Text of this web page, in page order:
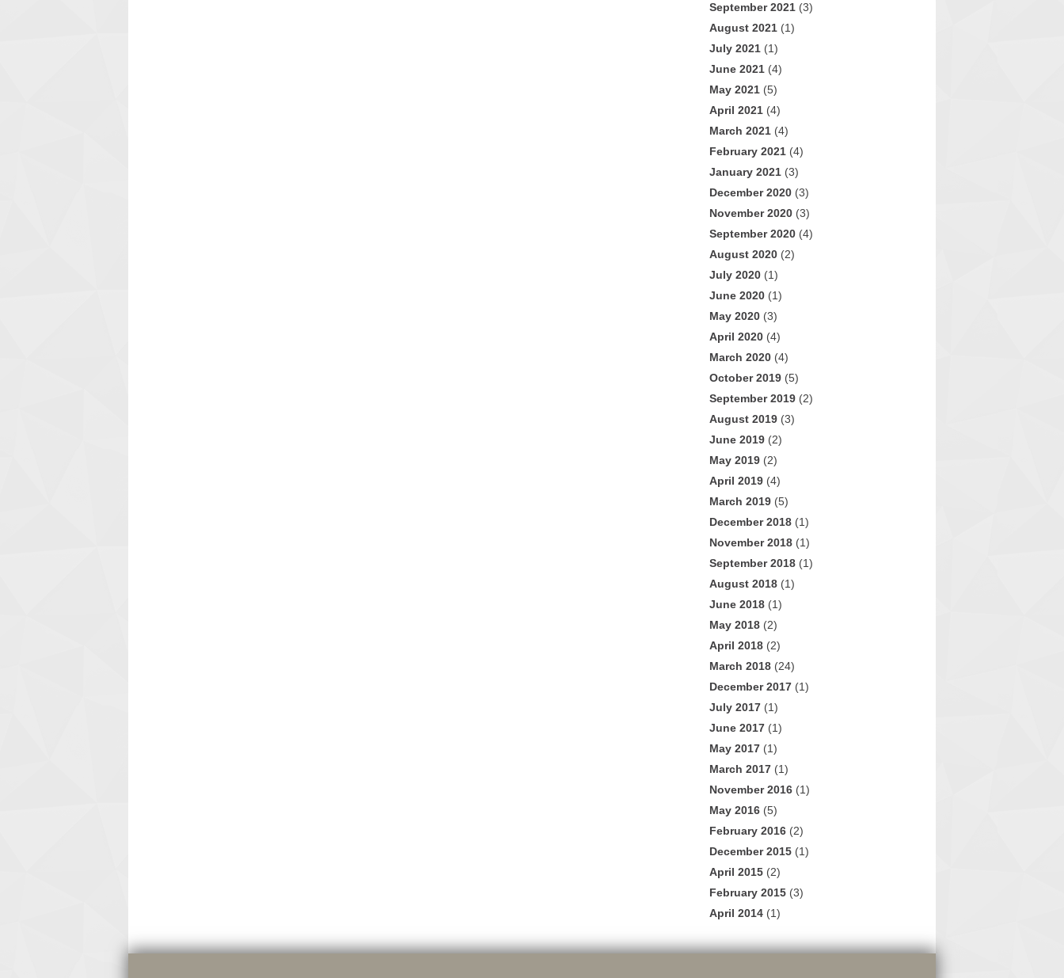
September 2021 (3)
August 2021 (1)
July 2021 (1)
June 2021 (4)
May 2021 (5)
April 2021 (4)
March 2021 (4)
February 2021 (4)
January 2021 (3)
December 2020 (3)
November 2020 (3)
September 2020 (4)
August 2020 (2)
July 2020 (1)
June 2020 (1)
May 2020 (3)
April 2020 (4)
March 2020 (4)
October 2019 (5)
September 2019 (2)
August 2019 (3)
June 2019 (2)
May 2019 (2)
April 2019 (4)
March 2019 (5)
December 2018 (1)
November 2018 (1)
September 2018 (1)
August 2018 (1)
June 2018 (1)
May 2018 (2)
April 2018 (2)
March 2018 (24)
December 2017 (1)
July 2017 (1)
June 2017 (1)
May 2017 (1)
March 2017 (1)
November 2016 (1)
May 2016 (5)
February 2016 (2)
December 2015 (1)
April 2015 (2)
February 2015 (3)
April 2014 (1)